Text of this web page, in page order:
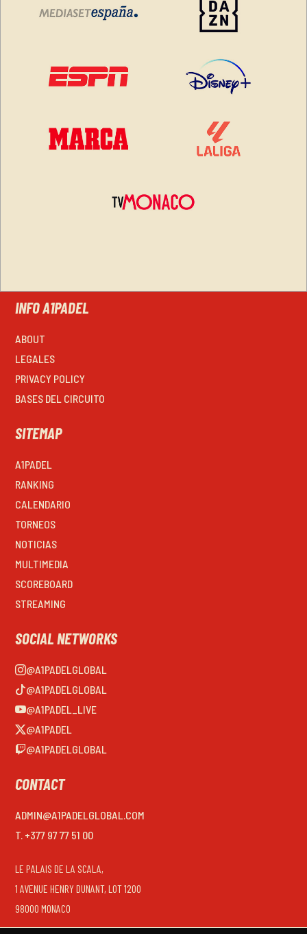
INFO A1PADEL
ABOUT
LEGALES
PRIVACY POLICY
BASES DEL CIRCUITO
SITEMAP
A1PADEL
RANKING
CALENDARIO
TORNEOS
NOTICIAS
MULTIMEDIA
SCOREBOARD
STREAMING
SOCIAL NETWORKS
@A1PADELGLOBAL
@A1PADELGLOBAL
@A1PADEL_LIVE
@A1PADEL
@A1PADELGLOBAL
CONTACT
ADMIN@A1PADELGLOBAL.COM
T. +377 97 77 51 00
LE PALAIS DE LA SCALA,
1 AVENUE HENRY DUNANT, LOT 1200
98000 MONACO